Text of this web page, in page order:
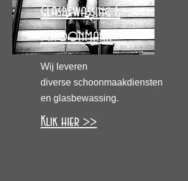
Glasbewassing &
schoonmaak
Wij leveren
diverse schoonmaakdiensten
en glasbewassing.
Klik hier >>